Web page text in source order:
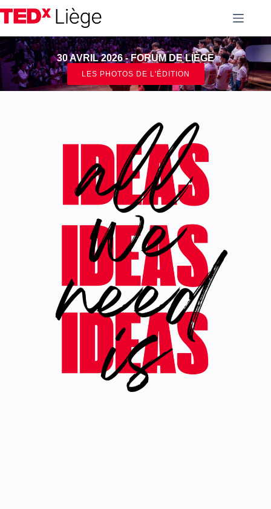
30 AVRIL 2026 - FORUM DE LIÈGE
LES PHOTOS DE L'ÉDITION